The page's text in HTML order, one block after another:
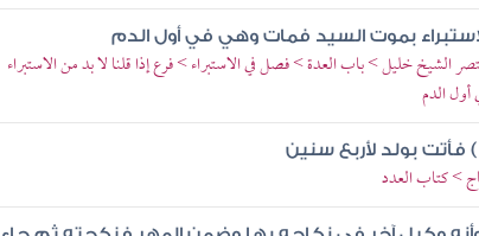
بموت السيد فمات وهي في أول الدم
الشيخ خليل > باب العدة > فصل في الاستبراء > فرع إذا قلنا لا بد من الاستبراء
الدم
بولد لأربع سنين
> كتاب العدد